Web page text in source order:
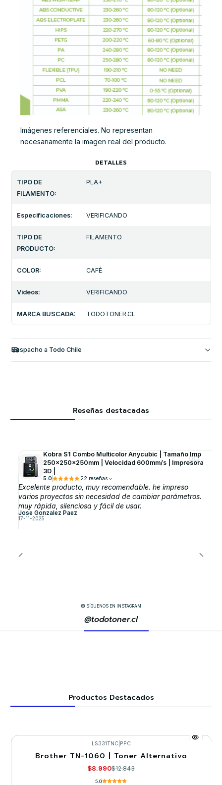
Imágenes referenciales. No representan
necesariamente la imagen real del producto.
DETALLES
TIPO DE
FILAMENTO:
PLA+
Especificaciones: VERIFICANDO
TIPO DE
PRODUCTO:
FILAMENTO
COLOR: CAFÉ
Videos: VERIFICANDO
MARCA BUSCADA: TODOTONER.CL
Despacho a Todo Chile
Reseñas destacadas
Kobra S1 Combo Multicolor Anycubic | Tamaño Imp
250x250x250mm | Velocidad 600mm/s | Impresora
3D |
5.0 22 reseñas
Excelente producto, muy recomendable. he impreso
varios proyectos sin necesidad de cambiar parámetros.
muy rápida, silenciosa y fácil de usar.
Jose Gonzalez Paez
17-11-2025
SÍGUENOS EN INSTAGRAM
@todotoner.cl
Productos Destacados
-30%
LS331TNC| PPC
Brother TN-1060 | Toner Alternativo
$8.990$12.843
5.0